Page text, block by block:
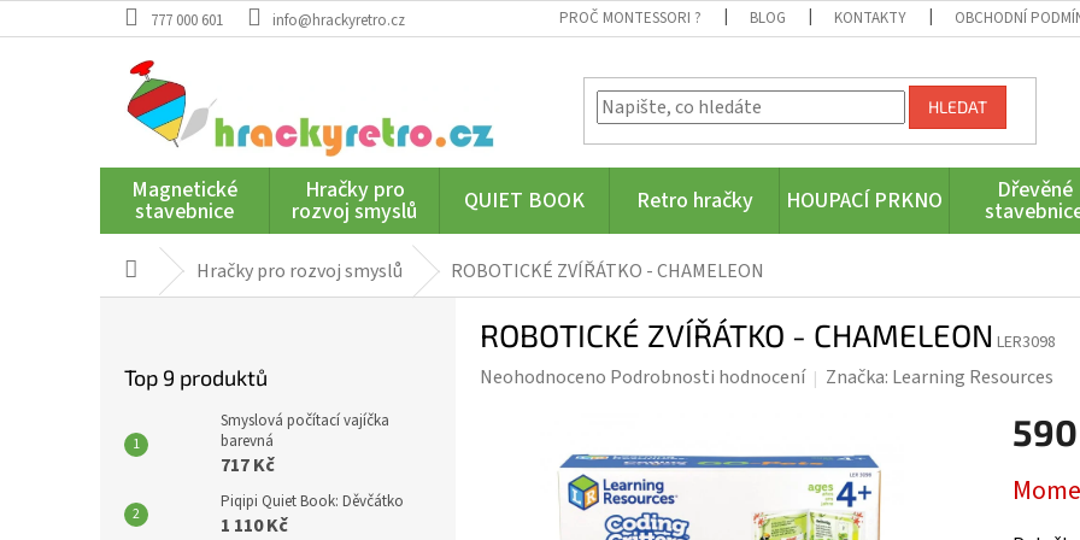
na
777 000 601 info@hrackyretro.cz PROČ MONTESSORI ? BLOG KONTAKTY OBCHODNÍ
HLEDAT
Magnetické
stavebnice
Hračky pro
rozvoj smyslů QUIET BOOK Retro hračky HOUPACÍ PRKNO Dřevěné
Domů Hračky pro rozvoj smyslů ROBOTICKÉ ZVÍŘÁTKO - CHAMELEON
Top 9 produktů
Smyslová počítací vajíčka
barevná
717 Kč
Piqipi Quiet Book: Děvčátko
1 110 Kč
ROBOTICKÉ ZVÍŘÁTKO - CHAMELEON LER3098
Průměrné
Neohodnoceno Podrobnosti hodnocení Značka: Learning Resources
cena: